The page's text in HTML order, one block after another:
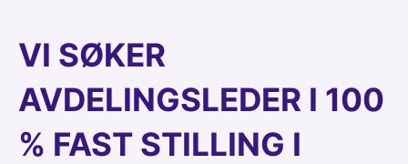
VI SØKER
AVDELINGSLEDER I 100
% FAST STILLING I